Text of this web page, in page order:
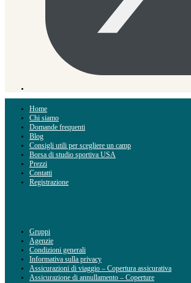
Home
Chi siamo
Domande frequenti
Blog
Consigli utili per scegliere un camp
Borsa di studio sportiva USA
Prezzi
Contatti
Registrazione
Gruppi
Agenzie
Condizioni generali
Informativa sulla privacy
Assicurazioni di viaggio – Copertura assicurativa
Assicurazione di annullamento – Coperture